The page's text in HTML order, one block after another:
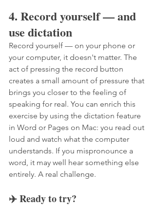
4. Record yourself — and
use dictation
Record yourself — on your phone or
your computer, it doesn't matter. The
act of pressing the record button
creates a small amount of pressure that
brings you closer to the feeling of
speaking for real. You can enrich this
exercise by using the dictation feature
in Word or Pages on Mac: you read out
loud and watch what the computer
understands. If you mispronounce a
word, it may well hear something else
entirely. A real challenge.
✈️ Ready to try?